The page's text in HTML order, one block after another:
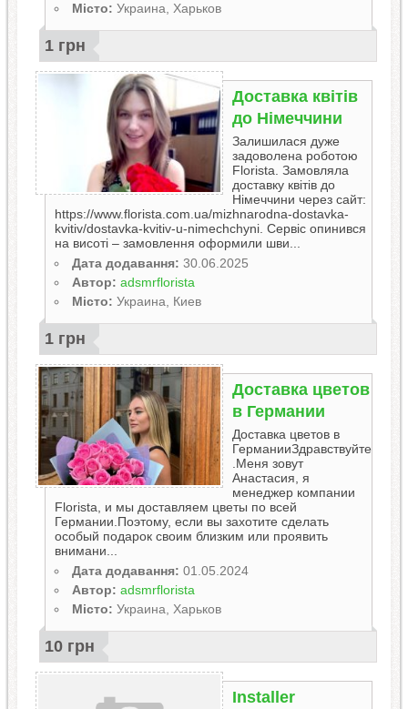
Місто: Украина, Харьков
1 грн
Доставка квітів
до Німеччини
Залишилася дуже
задоволена роботою
Florista. Замовляла
доставку квітів до
Німеччини через сайт:
https://www.florista.com.ua/mizhnarodna-dostavka-
kvitiv/dostavka-kvitiv-u-nimechchyni. Сервіс опинився
на висоті – замовлення оформили шви...
Дата додавання: 30.06.2025
Автор: adsmrflorista
Місто: Украина, Киев
1 грн
Доставка цветов
в Германии
Доставка цветов в
ГерманииЗдравствуйте
.Меня зовут
Анастасия, я
менеджер компании
Florista, и мы доставляем цветы по всей
Германии.Поэтому, если вы захотите сделать
особый подарок своим близким или проявить
внимани...
Дата додавання: 01.05.2024
Автор: adsmrflorista
Місто: Украина, Харьков
10 грн
Installer